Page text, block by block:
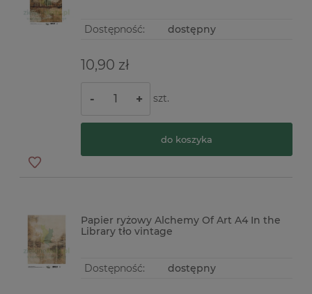
Dostępność: dostępny
10,90 zł
- + szt.
do koszyka
Papier ryżowy Alchemy Of Art A4 In the
Library tło vintage
Dostępność: dostępny